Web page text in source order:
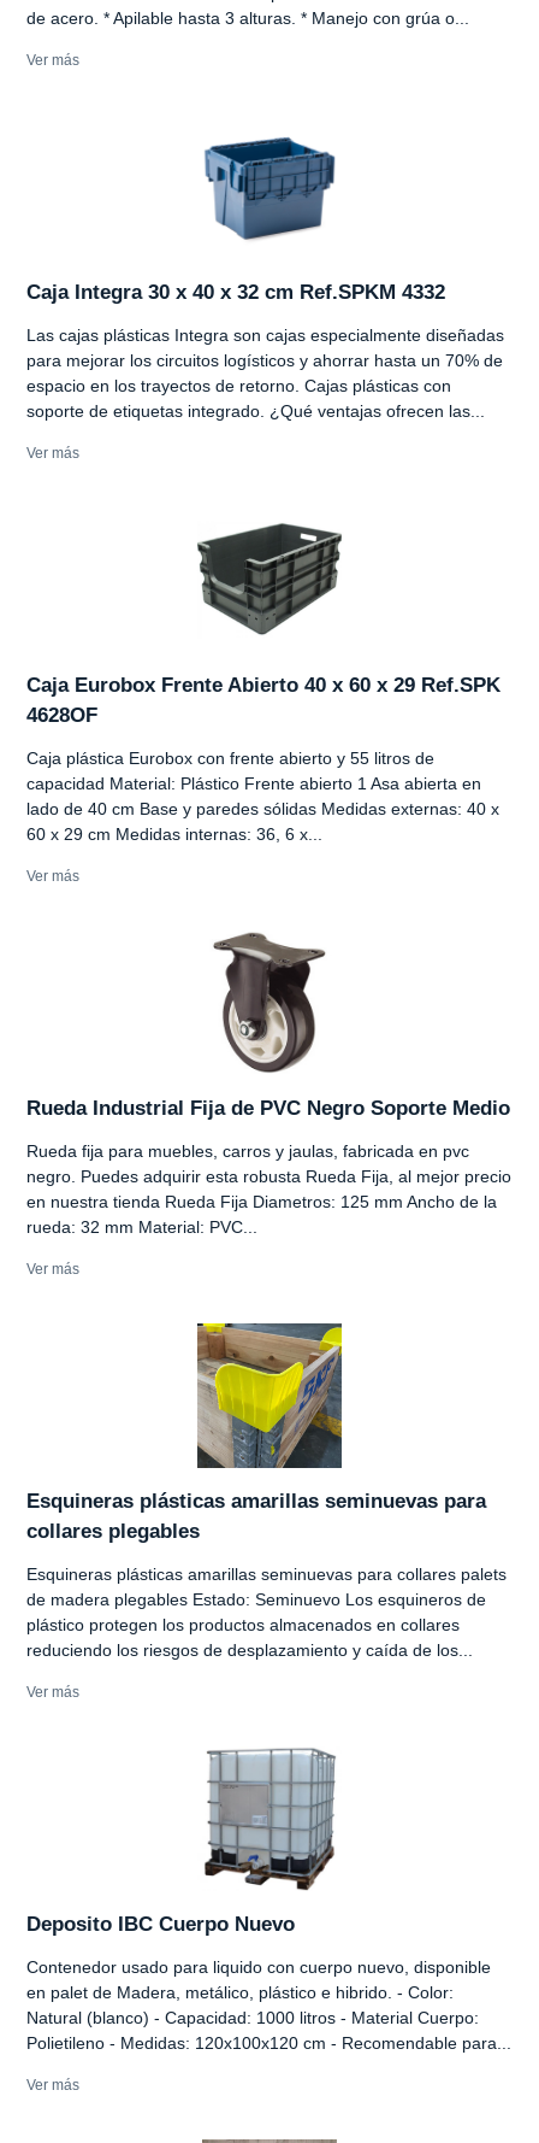
de acero. * Apilable hasta 3 alturas. * Manejo con grúa o...
Ver más
Caja Integra 30 x 40 x 32 cm Ref.SPKM 4332
Las cajas plásticas Integra son cajas especialmente diseñadas
para mejorar los circuitos logísticos y ahorrar hasta un 70% de
espacio en los trayectos de retorno. Cajas plásticas con
soporte de etiquetas integrado. ¿Qué ventajas ofrecen las...
Ver más
Caja Eurobox Frente Abierto 40 x 60 x 29 Ref.SPK
4628OF
Caja plástica Eurobox con frente abierto y 55 litros de
capacidad Material: Plástico Frente abierto 1 Asa abierta en
lado de 40 cm Base y paredes sólidas Medidas externas: 40 x
60 x 29 cm Medidas internas: 36, 6 x...
Ver más
Rueda Industrial Fija de PVC Negro Soporte Medio
Rueda fija para muebles, carros y jaulas, fabricada en pvc
negro. Puedes adquirir esta robusta Rueda Fija, al mejor precio
en nuestra tienda Rueda Fija Diametros: 125 mm Ancho de la
rueda: 32 mm Material: PVC...
Ver más
Esquineras plásticas amarillas seminuevas para
collares plegables
Esquineras plásticas amarillas seminuevas para collares palets
de madera plegables Estado: Seminuevo Los esquineros de
plástico protegen los productos almacenados en collares
reduciendo los riesgos de desplazamiento y caída de los...
Ver más
Deposito IBC Cuerpo Nuevo
Contenedor usado para liquido con cuerpo nuevo, disponible
en palet de Madera, metálico, plástico e hibrido. - Color:
Natural (blanco) - Capacidad: 1000 litros - Material Cuerpo:
Polietileno - Medidas: 120x100x120 cm - Recomendable para...
Ver más